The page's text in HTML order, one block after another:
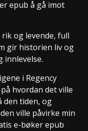
epub å gå imot
og levende, full
gir historien liv og
innlevelse.
i Regency
hvordan det ville
den tiden, og
ville påvirke min
e-bøker epub